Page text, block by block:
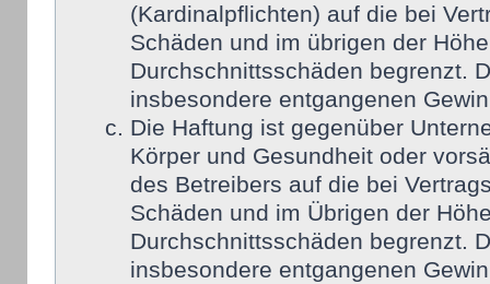
(Kardinalpflichten) auf die bei
Schäden und im übrigen der
Durchschnittsschäden begrenzt.
insbesondere entgangenen
Die Haftung ist gegenüber
Körper und Gesundheit oder
des Betreibers auf die bei
Schäden und im Übrigen der
Durchschnittsschäden begrenzt.
insbesondere entgangenen